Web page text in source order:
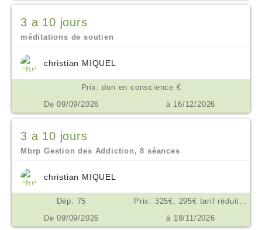
3 a 10 jours
méditations de soutien
christian MIQUEL
Prix: don en conscience €
De 09/09/2026
à 16/12/2026
3 a 10 jours
Mbrp Gestion des Addiction, 8 séances
christian MIQUEL
Dép: 75
Prix: 325€, 295€ tarif réduit, ou don en conscience selon ses moyens €
De 09/09/2026
à 18/11/2026